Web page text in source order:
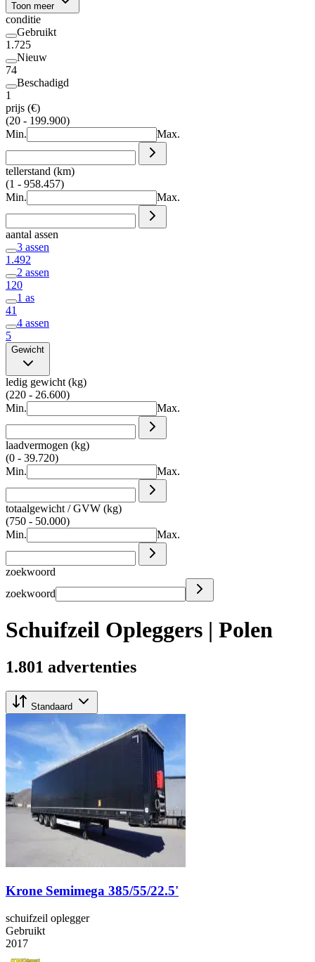
Toon meer
conditie
Gebruikt
1.725
Nieuw
74
Beschadigd
1
prijs (€)
(20 - 199.900)
Min.
Max.
tellerstand (km)
(1 - 958.457)
Min.
Max.
aantal assen
3 assen
1.492
2 assen
120
1 as
41
4 assen
5
Gewicht
ledig gewicht (kg)
(220 - 26.600)
Min.
Max.
laadvermogen (kg)
(0 - 39.720)
Min.
Max.
totaalgewicht / GVW (kg)
(750 - 50.000)
Min.
Max.
zoekwoord
zoekwoord
Schuifzeil Opleggers | Polen
1.801 advertenties
Standaard
Krone Semimega 385/55/22.5'
schuifzeil oplegger
Gebruikt
2017